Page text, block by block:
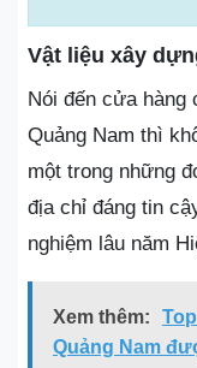
Vật liệu xây
Nói đến cửa hàng
Quảng Nam thì
một trong những
địa chỉ đáng tin
nghiệm lâu năm
Xem thêm:
Quảng Nam